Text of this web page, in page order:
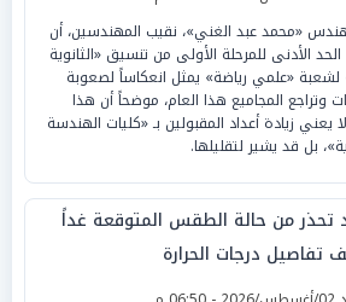
«محمد عبد الغني»، نقيب المهندسين، أن
الأدنى للمرحلة الأولى من تنسيق «الثانوية
لشعبة «علمي رياضة» يمثل انعكاساً لصعوبة
وتراجع المجاميع هذا العام، موضحاً أن هذا
لا يعني زيادة أعداد المقبولين بـ «كليات الهندسة
بل قد يشير لتقليلها.
تحذر من حالة الطقس المتوقعة غداً
درجات الحرارة